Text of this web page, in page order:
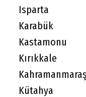
Isparta
Karabük
Kastamonu
Kırıkkale
Kütahya